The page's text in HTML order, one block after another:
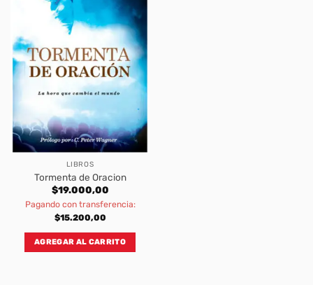
LIBROS
Tormenta de Oracion
$19.000,00
Pagando con transferencia:
$15.200,00
AGREGAR AL CARRITO